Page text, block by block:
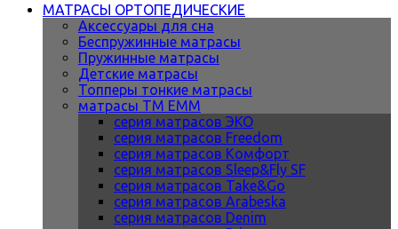
МАТРАСЫ ОРТОПЕДИЧЕСКИЕ
Аксессуары для сна
Беспружинные матрасы
Пружинные матрасы
Детские матрасы
Топперы тонкие матрасы
матрасы ТМ ЕММ
серия матрасов ЭКО
серия матрасов Freedom
серия матрасов Комфорт
серия матрасов Sleep&Fly SF
серия матрасов Take&Go
серия матрасов Arabeska
серия матрасов Denim